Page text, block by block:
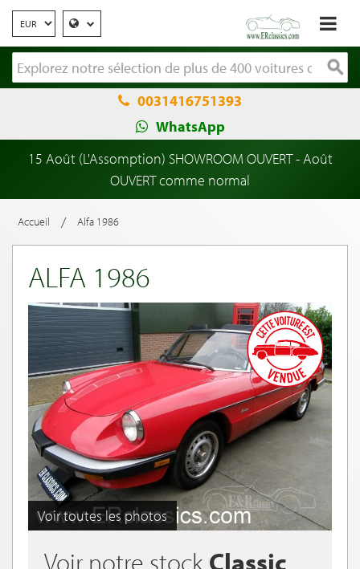
0031416751393
WhatsApp
15 Août (L'Assomption) SHOWROOM OUVERT - Août
OUVERT comme normal
Accueil / Alfa 1986
ALFA 1986
Voir toutes les photos
Voir notre stock Classic